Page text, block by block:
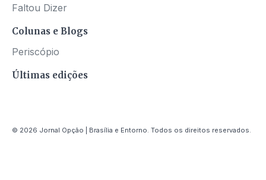
Faltou Dizer
Colunas e Blogs
Periscópio
Últimas edições
© 2026 Jornal Opção | Brasília e Entorno. Todos os direitos reservados.